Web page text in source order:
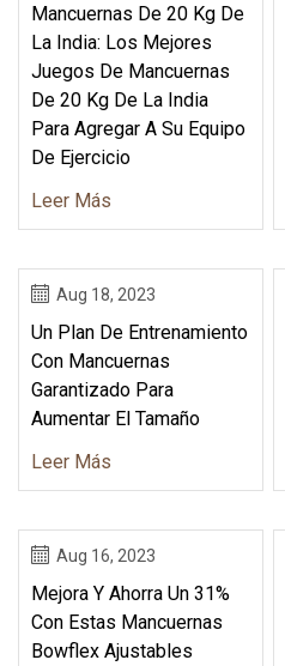
Mancuernas De 20 Kg De
La India: Los Mejores
Juegos De Mancuernas
De 20 Kg De La India
Para Agregar A Su Equipo
De Ejercicio
Leer Más
Aug 18, 2023
Un Plan De Entrenamiento
Con Mancuernas
Garantizado Para
Aumentar El Tamaño
Leer Más
Aug 16, 2023
Mejora Y Ahorra Un 31%
Con Estas Mancuernas
Bowflex Ajustables